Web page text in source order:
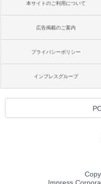
本サイトのご利用について
広告掲載のご案内
プライバシーポリシー
インプレスグループ